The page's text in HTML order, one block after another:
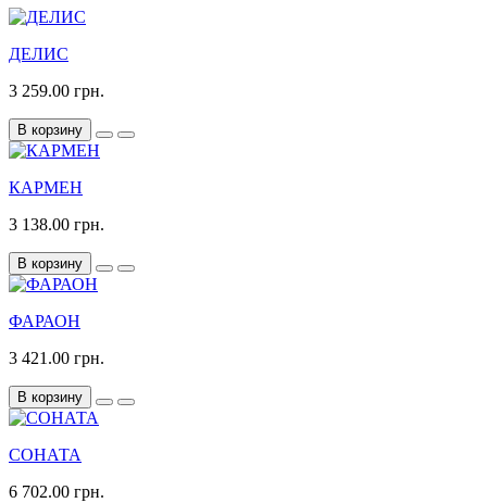
ДЕЛИС
3 259.00 грн.
В корзину
КАРМЕН
3 138.00 грн.
В корзину
ФАРАОН
3 421.00 грн.
В корзину
СОНАТА
6 702.00 грн.